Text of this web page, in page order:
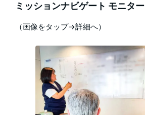
ミッションナビゲート モニター
（画像をタップ→詳細へ）